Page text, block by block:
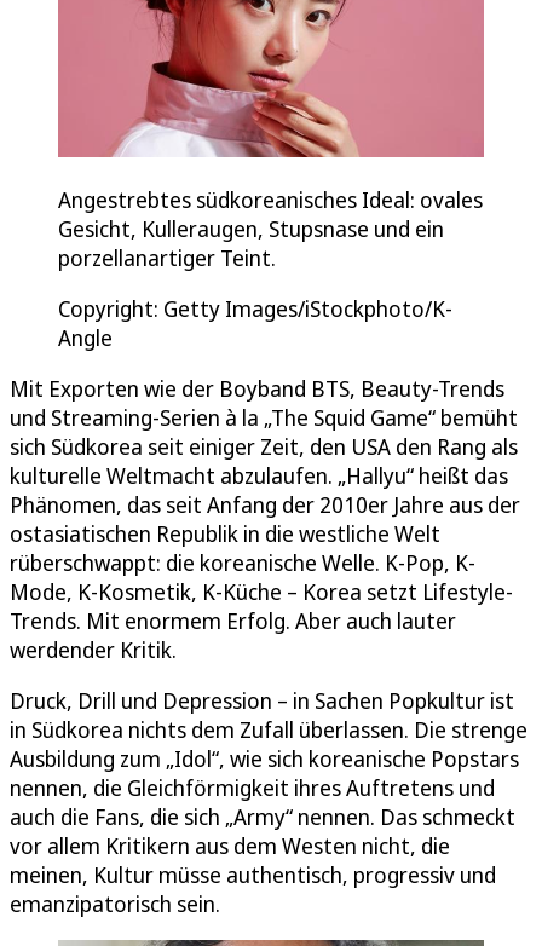
Angestrebtes südkoreanisches Ideal: ovales
Gesicht, Kulleraugen, Stupsnase und ein
porzellanartiger Teint.
Copyright: Getty Images/iStockphoto/K-
Angle
Mit Exporten wie der Boyband BTS, Beauty-Trends
und Streaming-Serien à la „The Squid Game“ bemüht
sich Südkorea seit einiger Zeit, den USA den Rang als
kulturelle Weltmacht abzulaufen. „Hallyu“ heißt das
Phänomen, das seit Anfang der 2010er Jahre aus der
ostasiatischen Republik in die westliche Welt
rüberschwappt: die koreanische Welle. K-Pop, K-
Mode, K-Kosmetik, K-Küche – Korea setzt Lifestyle-
Trends. Mit enormem Erfolg. Aber auch lauter
werdender Kritik.
Druck, Drill und Depression – in Sachen Popkultur ist
in Südkorea nichts dem Zufall überlassen. Die strenge
Ausbildung zum „Idol“, wie sich koreanische Popstars
nennen, die Gleichförmigkeit ihres Auftretens und
auch die Fans, die sich „Army“ nennen. Das schmeckt
vor allem Kritikern aus dem Westen nicht, die
meinen, Kultur müsse authentisch, progressiv und
emanzipatorisch sein.